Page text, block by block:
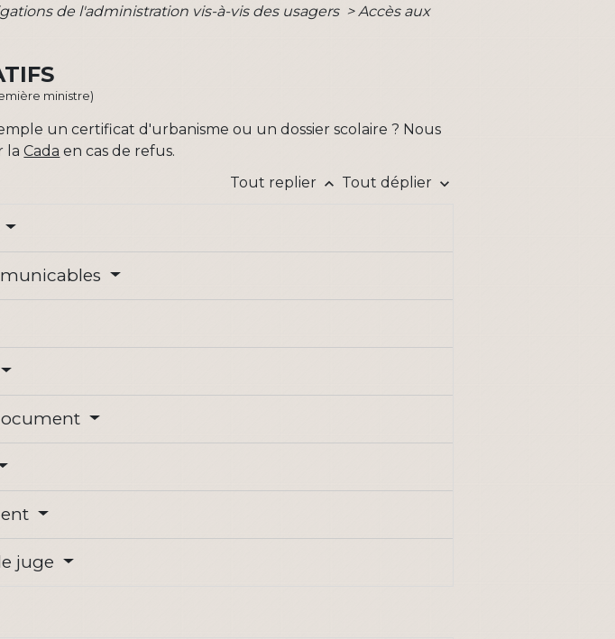
de l'administration vis-à-vis des usagers > Accès aux
ministre)
un certificat d'urbanisme ou un dossier scolaire ? Nous
laCada en cas de refus.
Tout replier keyboard_arrow_up Tout déplier keyboard_arrow_down
juge